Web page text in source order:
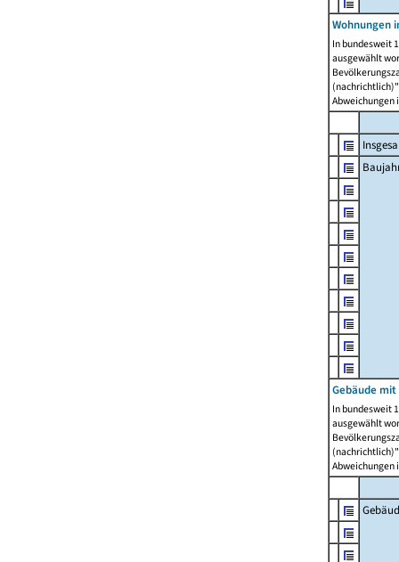
Wohnungen
In bundesweit
ausgewählt
Abweichungen
Gebäude mit
In bundesweit
ausgewählt
Abweichungen